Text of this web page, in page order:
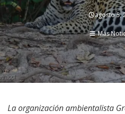
agosto 5,
Más
La organización ambientalista